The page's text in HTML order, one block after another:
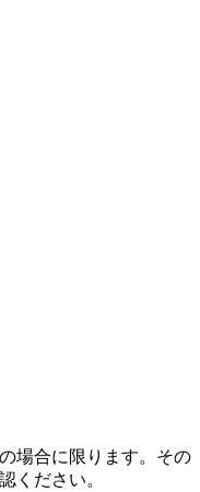
場合に限ります。その
ください。